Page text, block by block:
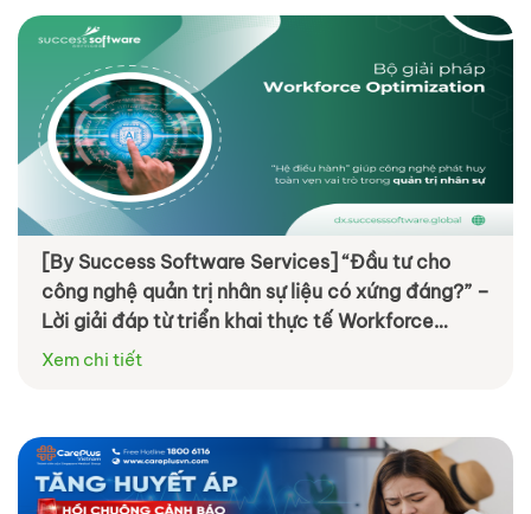
[By Success Software Services] “Đầu tư cho
công nghệ quản trị nhân sự liệu có xứng đáng?” –
Lời giải đáp từ triển khai thực tế Workforce
Optimization
Xem chi tiết